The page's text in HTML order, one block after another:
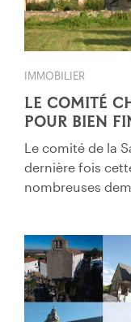
IMMOBILIER
LE COMITÉ
POUR BIEN
Le comité de la
dernière fois
nombreuses